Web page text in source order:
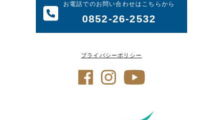
お電話でのお問い合わせはこちらから
0852-26-2532
プライバシーポリシー